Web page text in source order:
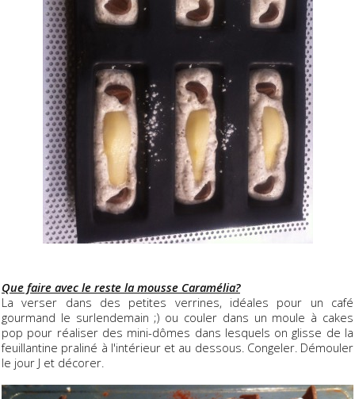
Que faire avec le reste la mousse Caramélia?
La verser dans des petites verrines, idéales pour un café
gourmand le surlendemain ;) ou couler dans un moule à cakes
pop pour réaliser des mini-dômes dans lesquels on glisse de la
feuillantine praliné à l'intérieur et au dessous. Congeler. Démouler
le jour J et décorer.